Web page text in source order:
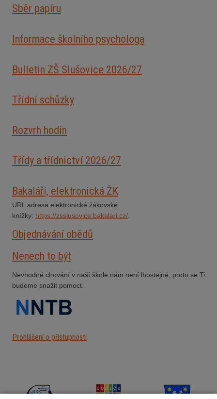
Sběr papíru
Informace školního psychologa
Bulletin ZŠ Slušovice 2026/27
Třídní schůzky
Rozvrh hodin
Třídy a třídnictví 2026/27
Bakaláři, elektronická ŽK
URL adresa elektronické žákovské
knížky: https://zsslusovice.bakalari.cz/.
Objednávání obědů
Nenech to být
Nevhodné chování v naší škole nám není lhostejné, proto se Ti
budeme snažit pomoct.
Prohlášení o přístupnosti